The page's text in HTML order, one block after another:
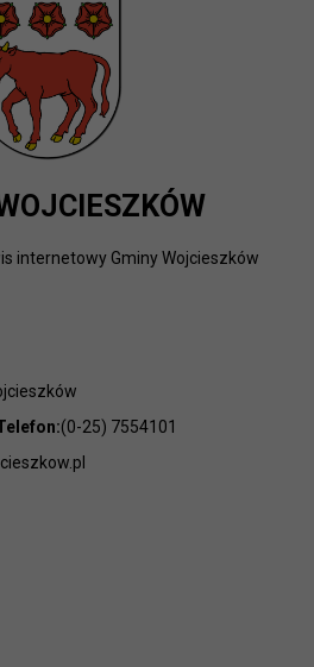
internetowy Gminy Wojcieszków
(0-25) 7554101